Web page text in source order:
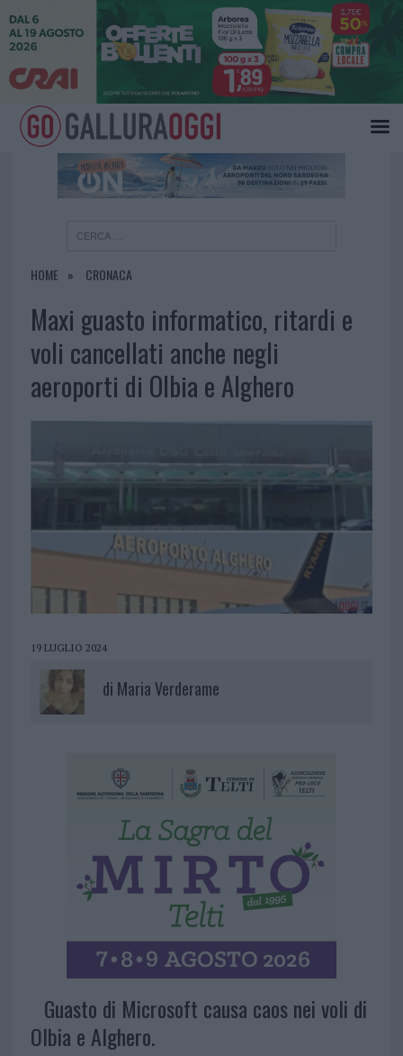
HOME CRONACA
Maxi guasto informatico, ritardi e
voli cancellati anche negli
aeroporti di Olbia e Alghero
19 LUGLIO 2024
di Maria Verderame
Guasto di Microsoft causa caos nei voli di
Olbia e Alghero.
×